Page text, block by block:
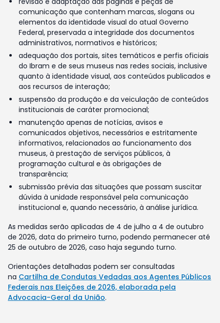
comunicação que contenham marcas, slogans ou
elementos da identidade visual do atual Governo
Federal, preservada a integridade dos documentos
administrativos, normativos e históricos;
adequação dos portais, sites temáticos e perfis oficiais
do Ibram e de seus museus nas redes sociais, inclusive
quanto à identidade visual, aos conteúdos publicados e
aos recursos de interação;
suspensão da produção e da veiculação de conteúdos
institucionais de caráter promocional;
manutenção apenas de notícias, avisos e
comunicados objetivos, necessários e estritamente
informativos, relacionados ao funcionamento dos
museus, à prestação de serviços públicos, à
programação cultural e às obrigações de
transparência;
submissão prévia das situações que possam suscitar
dúvida à unidade responsável pela comunicação
institucional e, quando necessário, à análise jurídica.
As medidas serão aplicadas de 4 de julho a 4 de outubro
de 2026, data do primeiro turno, podendo permanecer até
25 de outubro de 2026, caso haja segundo turno.
Orientações detalhadas podem ser consultadas
na Cartilha de Condutas Vedadas aos Agentes Públicos
Federais nas Eleições de 2026, elaborada pela
Advocacia-Geral da União.